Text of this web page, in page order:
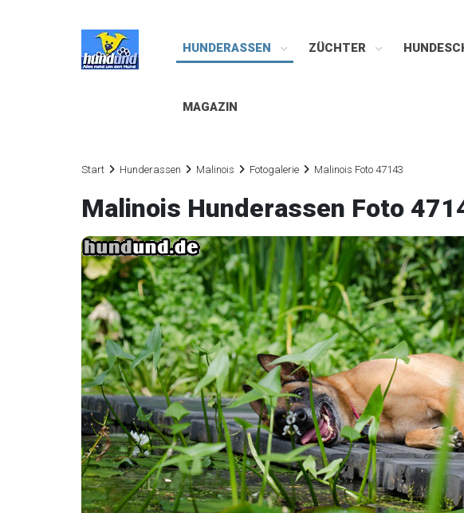
HUNDERASSEN ZÜCHTER
MAGAZIN
Start Hunderassen Malinois Fotogalerie Malinois Foto 47143
Malinois Hunderassen Foto